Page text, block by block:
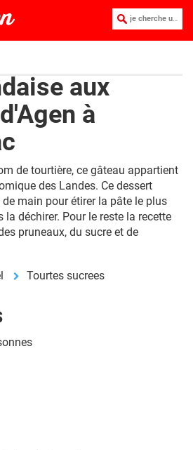
je cherche une recette :
aux
à
de tourtière, ce gâteau appartient
des Landes. Ce dessert
main pour étirer la pâte le plus
déchirer. Pour le reste la recette
pruneaux, du sucre et de
Tourtes sucrees